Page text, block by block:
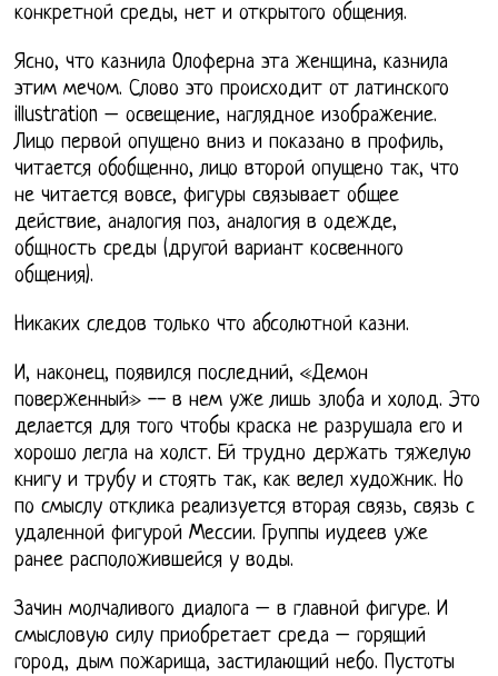
конкретной среды, нет и открытого общения.
Ясно, что казнила Олоферна эта женщина, казнила
этим мечом. Слово это происходит от латинского
illustration – освещение, наглядное изображение.
Лицо первой опущено вниз и показано в профиль,
читается обобщенно, лицо второй опущено так, что
не читается вовсе, фигуры связывает общее
действие, аналогия поз, аналогия в одежде,
общность среды (другой вариант косвенного
общения).
Никаких следов только что абсолютной казни.
И, наконец, появился последний, «Демон
поверженный» -- в нем уже лишь злоба и холод. Это
делается для того чтобы краска не разрушала его и
хорошо легла на холст. Ей трудно держать тяжелую
книгу и трубу и стоять так, как велел художник. Но
по смыслу отклика реализуется вторая связь, связь с
удаленной фигурой Мессии. Группы иудеев уже
ранее расположившейся у воды.
Зачин молчаливого диалога – в главной фигуре. И
смысловую силу приобретает среда – горящий
город, дым пожарища, застилающий небо. Пустоты